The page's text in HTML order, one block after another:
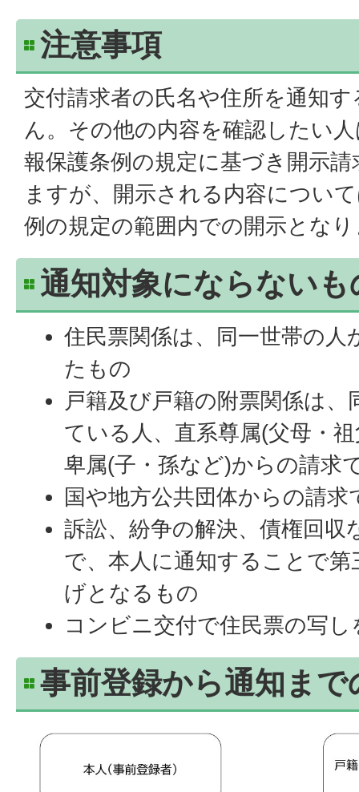
注意事項
交付請求者の氏名や住所を通知
ん。その他の内容を確認したい
報保護条例の規定に基づき開示
ますが、開示される内容につい
例の規定の範囲内での開示とな
通知対象にならないも
住民票関係は、同一世帯の人
たもの
戸籍及び戸籍の附票関係は、
ている人、直系尊属(父母・
卑属(子・孫など)からの請求
国や地方公共団体からの請
訴訟、紛争の解決、債権回収
で、本人に通知することで
げとなるもの
コンビニ交付で住民票の写
事前登録から通知まで